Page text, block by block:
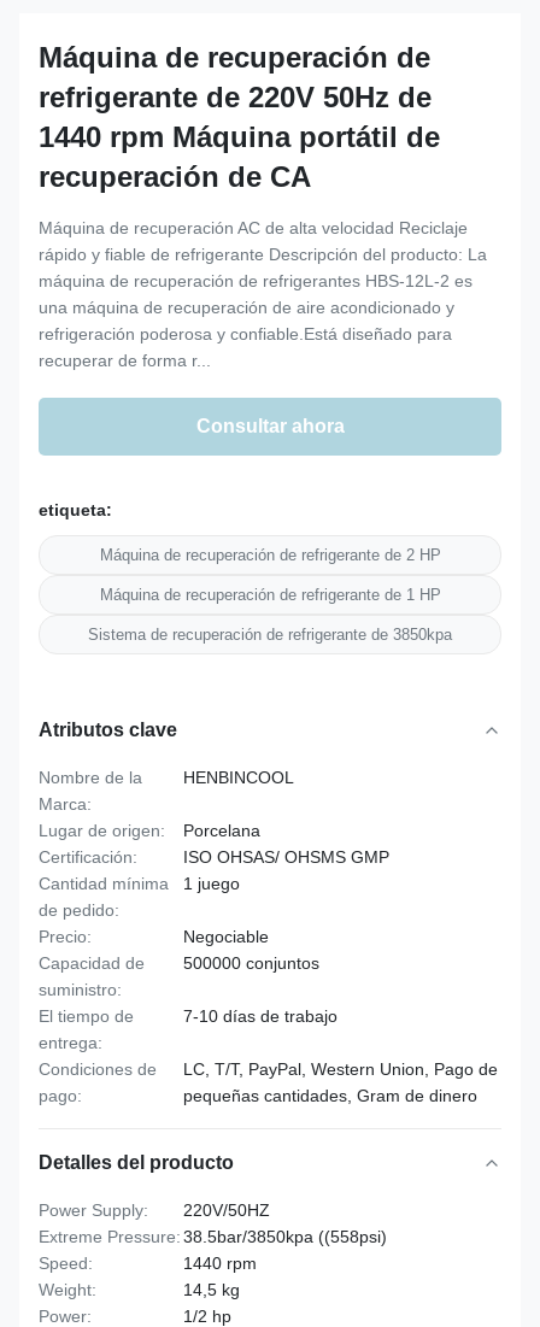
Máquina de recuperación de
refrigerante de 220V 50Hz de
1440 rpm Máquina portátil de
recuperación de CA
Máquina de recuperación AC de alta velocidad Reciclaje
rápido y fiable de refrigerante Descripción del producto: La
máquina de recuperación de refrigerantes HBS-12L-2 es
una máquina de recuperación de aire acondicionado y
refrigeración poderosa y confiable.Está diseñado para
recuperar de forma r...
Consultar ahora
etiqueta:
Máquina de recuperación de refrigerante de 2 HP
Máquina de recuperación de refrigerante de 1 HP
Sistema de recuperación de refrigerante de 3850kpa
Atributos clave
Nombre de la
Marca:
HENBINCOOL
Lugar de origen:
Porcelana
Certificación:
ISO OHSAS/ OHSMS GMP
Cantidad mínima
de pedido:
1 juego
Precio:
Negociable
Capacidad de
suministro:
500000 conjuntos
El tiempo de
entrega:
7-10 días de trabajo
Condiciones de
pago:
LC, T/T, PayPal, Western Union, Pago de
pequeñas cantidades, Gram de dinero
Detalles del producto
Power Supply:
220V/50HZ
Extreme Pressure:38.5bar/3850kpa ((558psi)
Speed:
1440 rpm
Weight:
14,5 kg
Power:
1/2 hp